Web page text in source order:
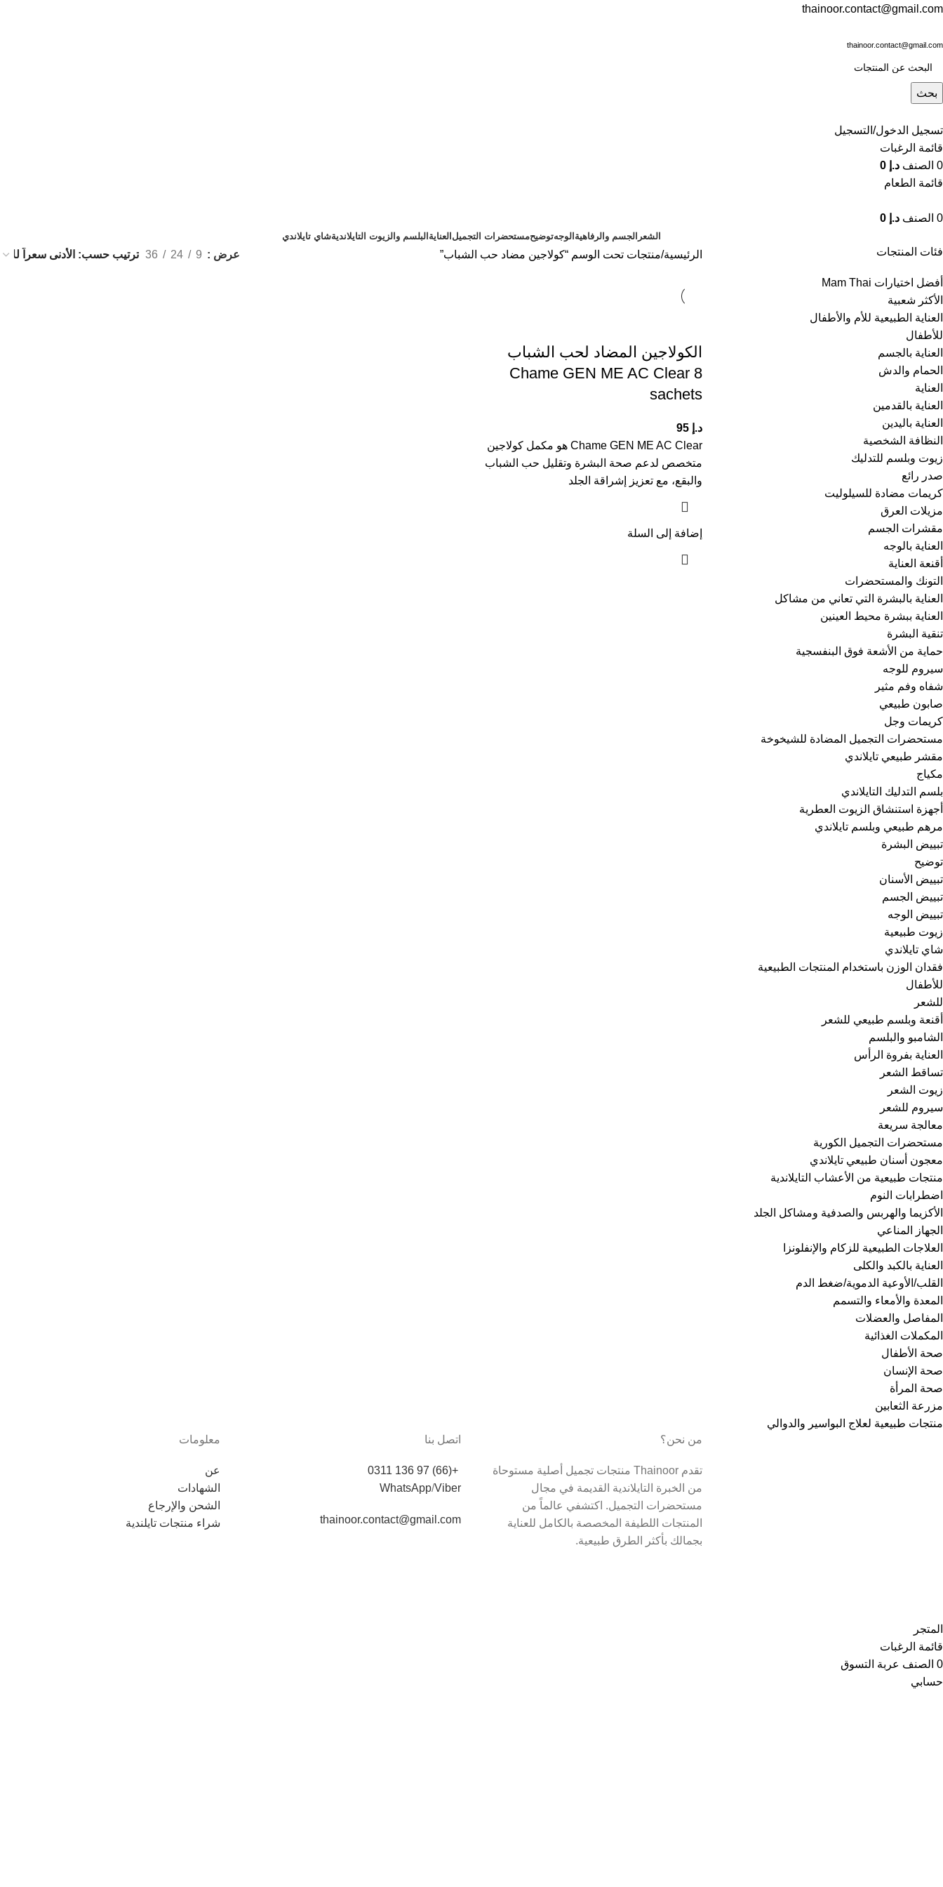
thainoor.contact@gmail.com
thainoor.contact@gmail.com
بحث
تسجيل الدخول/التسجيل
قائمة الرغبات
0 الصنف د.إ
قائمة الطعام
0 الصنف د.إ
الشعر الجسم والرفاهية الوجهتوضيحمستحضرات التجميل العناية البلسم والزيوت التايلانديةشاي تايلاندي
فئات المنتجات
أفضل اختيارات Mam Thai
الأكثر شعبية
العناية الطبيعية للأم والأطفال
للأطفال
العناية بالجسم
الحمام والدش
العناية
العناية بالقدمين
العناية باليدين
النظافة الشخصية
زيوت وبلسم للتدليك
صدر رائع
كريمات مضادة للسيلوليت
مزيلات العرق
مقشرات الجسم
العناية بالوجه
أقنعة العناية
التونك والمستحضرات
العناية بالبشرة التي تعاني من مشاكل
العناية ببشرة محيط العينين
تنقية البشرة
حماية من الأشعة فوق البنفسجية
سيروم للوجه
شفاه وفم مثير
صابون طبيعي
كريمات وجل
مستحضرات التجميل المضادة للشيخوخة
مقشر طبيعي تايلاندي
مكياج
بلسم التدليك التايلاندي
أجهزة استنشاق الزيوت العطرية
مرهم طبيعي وبلسم تايلاندي
تبييض البشرة
توضيح
تبييض الأسنان
تبييض الجسم
تبييض الوجه
زيوت طبيعية
شاي تايلاندي
فقدان الوزن باستخدام المنتجات الطبيعية
للأطفال
للشعر
أقنعة وبلسم طبيعي للشعر
الشامبو والبلسم
العناية بفروة الرأس
تساقط الشعر
زيوت الشعر
سيروم للشعر
معالجة سريعة
مستحضرات التجميل الكورية
معجون أسنان طبيعي تايلاندي
منتجات طبيعية من الأعشاب التايلاندية
اضطرابات النوم
الأكزيما والهربس والصدفية ومشاكل الجلد
الجهاز المناعي
العلاجات الطبيعية للزكام والإنفلونزا
العناية بالكبد والكلى
القلب/الأوعية الدموية/ضغط الدم
المعدة والأمعاء والتسمم
المفاصل والعضلات
المكملات الغذائية
صحة الأطفال
صحة الإنسان
صحة المرأة
مزرعة الثعابين
منتجات طبيعية لعلاج البواسير والدوالي
الرئيسية منتجات تحت الوسم “كولاجين مضاد حب الشباب” عرض 9
24
36
الكولاجين المضاد لحب الشباب
Chame GEN ME AC Clear 8
sachets
د.إ 95
Chame GEN ME AC Clear هو مكمل كولاجين
متخصص لدعم صحة البشرة وتقليل حب الشباب
والبقع، مع تعزيز إشراقة الجلد
إضافة إلى السلة
من نحن؟
تقدم Thainoor منتجات تجميل أصلية مستوحاة
من الخبرة التايلاندية القديمة في مجال
مستحضرات التجميل. اكتشفي عالماً من
المنتجات اللطيفة المخصصة بالكامل للعناية
بجمالك بأكثر الطرق طبيعية.
اتصل بنا
+(66) 97 136 0311
WhatsApp/Viber
thainoor.contact@gmail.com
معلومات
عن
الشهادات
الشحن والإرجاع
شراء منتجات تايلندية
المتجر
قائمة الرغبات
0 الصنف عربة التسوق
حسابي